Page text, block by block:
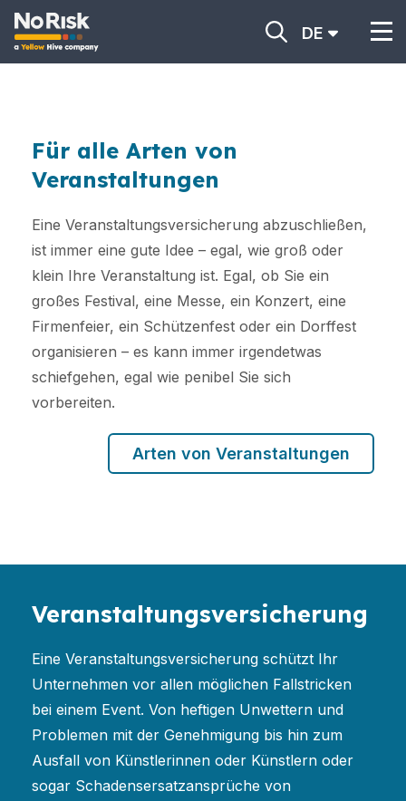
DE
Für alle Arten von
Veranstaltungen
Eine Veranstaltungsversicherung abzuschließen,
ist immer eine gute Idee – egal, wie groß oder
klein Ihre Veranstaltung ist. Egal, ob Sie ein
großes Festival, eine Messe, ein Konzert, eine
Firmenfeier, ein Schützenfest oder ein Dorffest
organisieren – es kann immer irgendetwas
schiefgehen, egal wie penibel Sie sich
vorbereiten.
Arten von Veranstaltungen
Veranstaltungsversicherung
Eine Veranstaltungsversicherung schützt Ihr
Unternehmen vor allen möglichen Fallstricken
bei einem Event. Von heftigen Unwettern und
Problemen mit der Genehmigung bis hin zum
Ausfall von Künstlerinnen oder Künstlern oder
sogar Schadensersatzansprüche von